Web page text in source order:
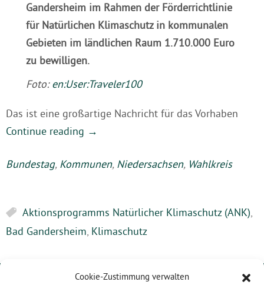
Cookie-Zustimmung verwalten
Gandersheim im Rahmen der Förderrichtlinie
für Natürlichen Klimaschutz in kommunalen
Gebieten im ländlichen Raum 1.710.000 Euro
zu bewilligen.
Foto:en:User:Traveler100
Das ist eine großartige Nachricht für das Vorhaben
Continue reading →
Bundestag, Kommunen, Niedersachsen, Wahlkreis
Aktionsprogramms Natürlicher Klimaschutz (ANK),
Bad Gandersheim Klimaschutz